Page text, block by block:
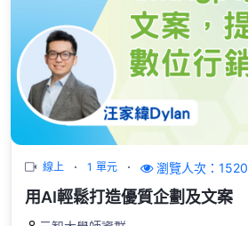
線上 1 單元 瀏覽人次：1520
用AI輕鬆打造優質企劃及文案